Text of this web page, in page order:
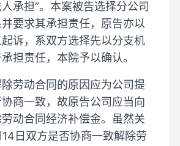
承担”。本案被告选择分公司
要求其承担责任，原告亦以
诉，系双方选择先以分支机
担责任，本院予以确认。
劳动合同的原因应为公司提
商一致，故原告公司应当向
动合同经济补偿金。虽然关
日双方是否协商一致解除劳